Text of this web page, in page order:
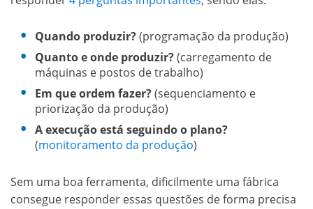
Quando produzir?(programação da produção)
Quanto e onde produzir?(carregamento de
máquinas e postos de trabalho)
Em que ordem fazer?(sequenciamento e
priorização da produção)
A execução está seguindo o plano?
(monitoramento da produção)
Sem uma boa ferramenta, dificilmente uma fábrica
consegue responder essas questões de forma precisa